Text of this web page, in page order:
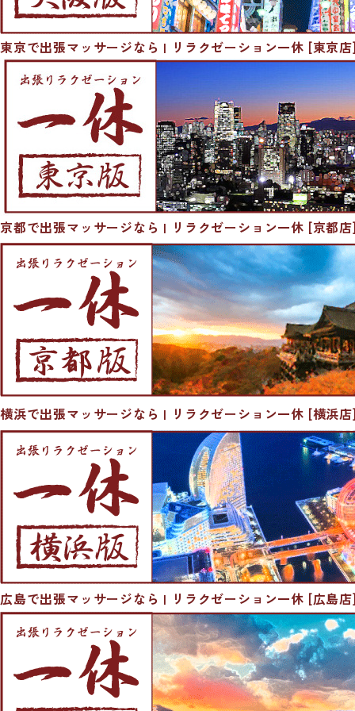
東京で出張マッサージなら | リラクゼーション一休 [東京
京都で出張マッサージなら | リラクゼーション一休 [京都
横浜で出張マッサージなら | リラクゼーション一休 [横浜
広島で出張マッサージなら | リラクゼーション一休 [広島